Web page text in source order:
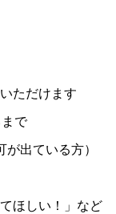
ただけます
で
が出ている方）
ほしい！」など